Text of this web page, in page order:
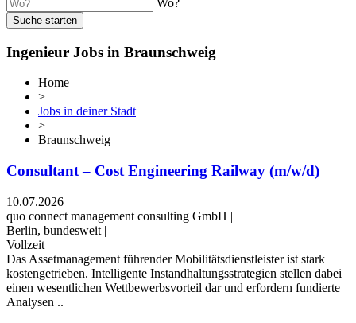
Suche starten
Ingenieur Jobs in Braunschweig
Home
>
Jobs in deiner Stadt
>
Braunschweig
Consultant – Cost Engineering Railway (m/w/d)
10.07.2026 |
quo connect management consulting GmbH |
Berlin, bundesweit |
Vollzeit
Das Assetmanagement führender Mobilitätsdienstleister ist stark
kostengetrieben. Intelligente Instandhaltungsstrategien stellen dabei
einen wesentlichen Wettbewerbsvorteil dar und erfordern fundierte
Analysen ..